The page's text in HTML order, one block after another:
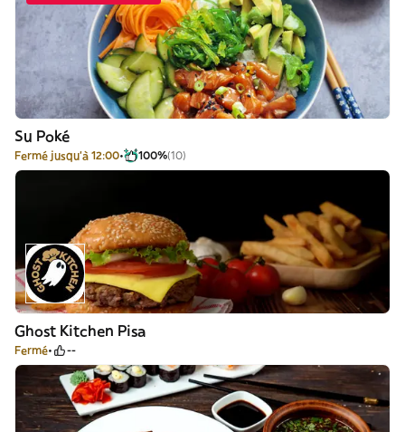
Su Poké
Fermé jusqu'à 12:00 100%(10)
Ghost Kitchen Pisa
Fermé --